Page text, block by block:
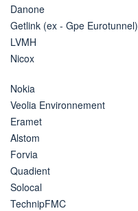
Danone
Getlink (ex - Gpe Eurotunnel)
LVMH
Nicox
Nokia
Veolia Environnement
Eramet
Alstom
Forvia
Quadient
Solocal
TechnipFMC